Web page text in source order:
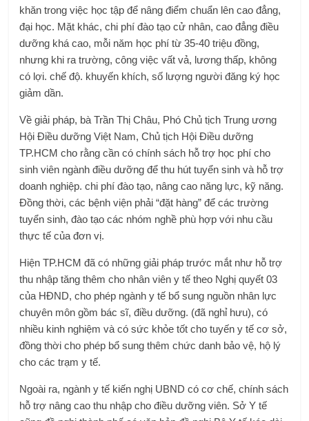
khăn trong việc học tập để nâng điểm chuẩn lên cao đẳng,
đại học. Mặt khác, chi phí đào tạo cử nhân, cao đẳng điều
dưỡng khá cao, mỗi năm học phí từ 35-40 triệu đồng,
nhưng khi ra trường, công việc vất vả, lương thấp, không
có lợi. chế độ. khuyến khích, số lượng người đăng ký học
giảm dần.
Về giải pháp, bà Trần Thị Châu, Phó Chủ tịch Trung ương
Hội Điều dưỡng Việt Nam, Chủ tịch Hội Điều dưỡng
TP.HCM cho rằng cần có chính sách hỗ trợ học phí cho
sinh viên ngành điều dưỡng để thu hút tuyển sinh và hỗ trợ
doanh nghiệp. chi phí đào tạo, nâng cao năng lực, kỹ năng.
Đồng thời, các bệnh viện phải “đặt hàng” để các trường
tuyển sinh, đào tạo các nhóm nghề phù hợp với nhu cầu
thực tế của đơn vị.
Hiện TP.HCM đã có những giải pháp trước mắt như hỗ trợ
thu nhập tăng thêm cho nhân viên y tế theo Nghị quyết 03
của HĐND, cho phép ngành y tế bổ sung nguồn nhân lực
chuyên môn gồm bác sĩ, điều dưỡng. (đã nghỉ hưu), có
nhiều kinh nghiệm và có sức khỏe tốt cho tuyến y tế cơ sở,
đồng thời cho phép bổ sung thêm chức danh bảo vệ, hộ lý
cho các trạm y tế.
Ngoài ra, ngành y tế kiến ​​nghị UBND có cơ chế, chính sách
hỗ trợ nâng cao thu nhập cho điều dưỡng viên. Sở Y tế